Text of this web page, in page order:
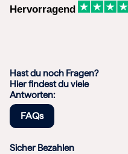
Hervorragend
Hast du noch Fragen?
Hier findest du viele
Antworten:
FAQs
Sicher Bezahlen